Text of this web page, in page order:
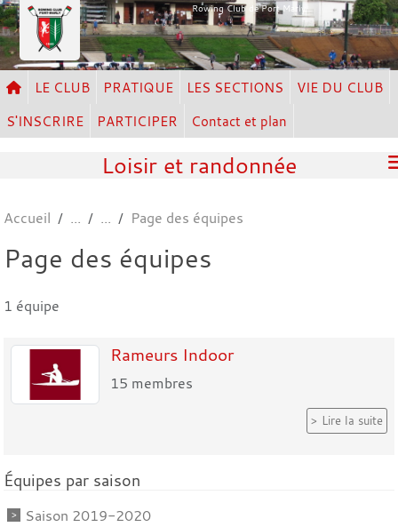
Rowing Club de Port Marly
LE CLUB PRATIQUE LES SECTIONS
VIE DU CLUB
S'INSCRIRE
PARTICIPER Contact et plan
Loisir et randonnée
Accueil Page des équipes
Page des équipes
1 équipe
Rameurs Indoor
15 membres
Lire la suite
Équipes par saison
Saison 2019-2020
Panneau de gestion des cookies